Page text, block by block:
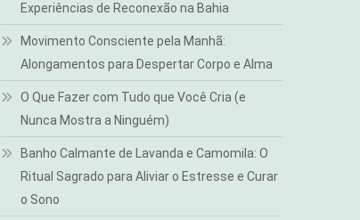
Experiências de Reconexão na Bahia
Movimento Consciente pela Manhã:
Alongamentos para Despertar Corpo e Alma
O Que Fazer com Tudo que Você Cria (e
Nunca Mostra a Ninguém)
Banho Calmante de Lavanda e Camomila: O
Ritual Sagrado para Aliviar o Estresse e Curar
o Sono